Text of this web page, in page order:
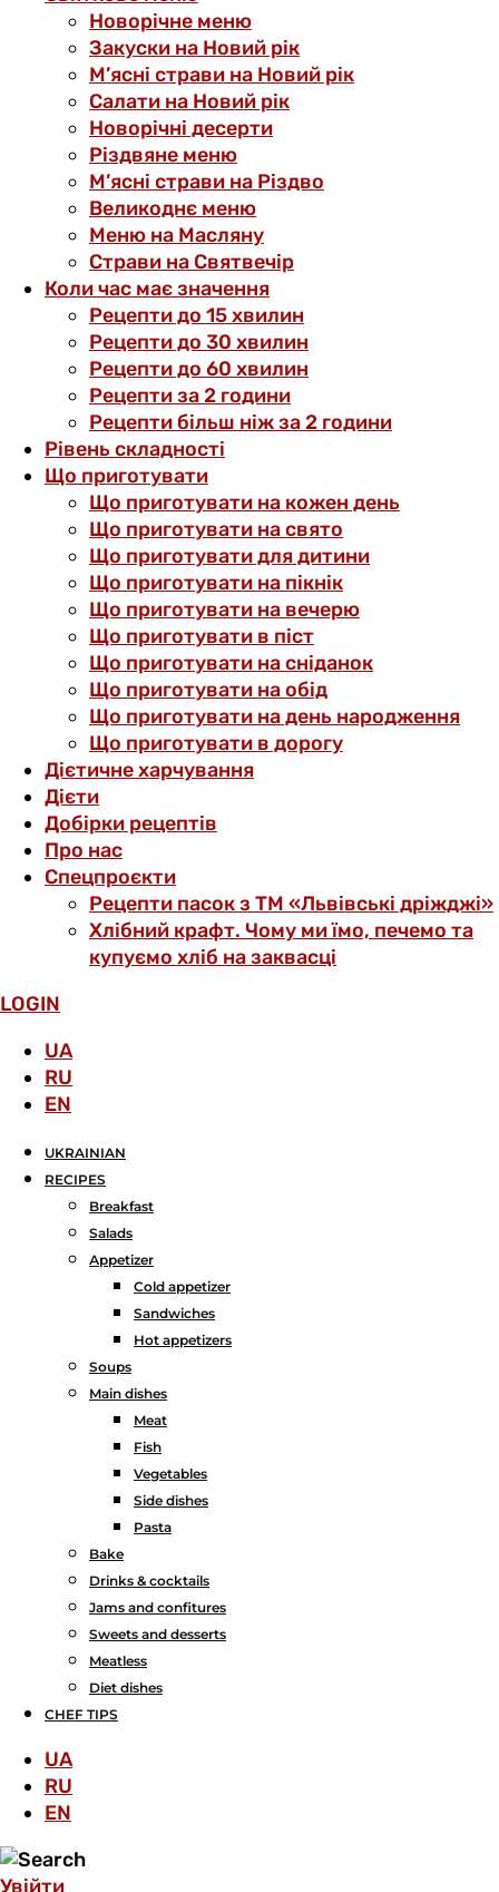
Новорічне меню
Закуски на Новий рік
М’ясні страви на Новий рік
Салати на Новий рік
Новорічні десерти
Різдвяне меню
М’ясні страви на Різдво
Великоднє меню
Меню на Масляну
Страви на Святвечір
Коли час має значення
Рецепти до 15 хвилин
Рецепти до 30 хвилин
Рецепти до 60 хвилин
Рецепти за 2 години
Рецепти більш ніж за 2 години
Рівень складності
Що приготувати
Що приготувати на кожен день
Що приготувати на свято
Що приготувати для дитини
Що приготувати на пікнік
Що приготувати на вечерю
Що приготувати в піст
Що приготувати на сніданок
Що приготувати на обід
Що приготувати на день народження
Що приготувати в дорогу
Дієтичне харчування
Дієти
Добірки рецептів
Про нас
Спецпроєкти
Рецепти пасок з ТМ «Львівські дріжджі»
Хлібний крафт. Чому ми їмо, печемо та
купуємо хліб на заквасці
LOGIN
UA
RU
EN
UKRAINIAN
RECIPES
Breakfast
Salads
Аppetizer
Cold appetizer
Sandwiches
Hot appetizers
Soups
Main dishes
Meat
Fish
Vegetables
Side dishes
Pasta
Bake
Drinks & cocktails
Jams and confitures
Sweets and desserts
Meatless
Diet dishes
CHEF TIPS
UA
RU
EN
Увійти